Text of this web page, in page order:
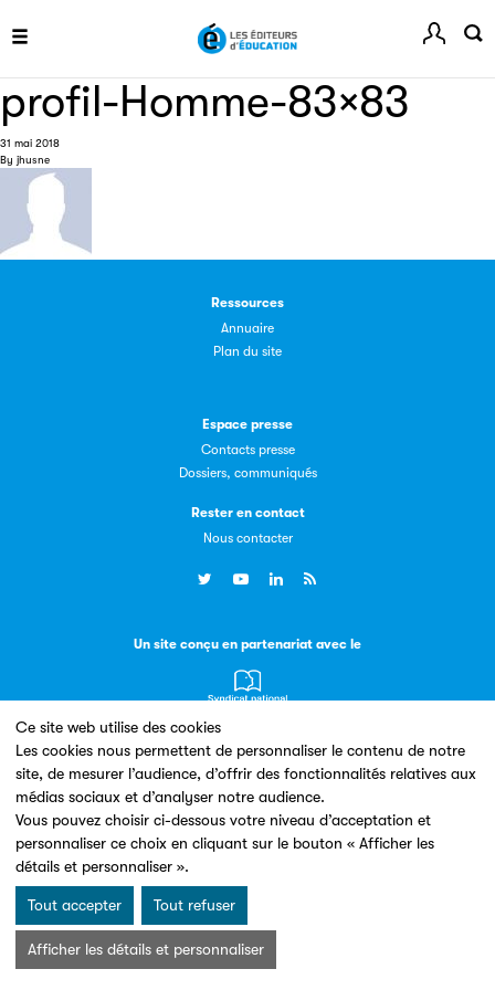
Ce site web utilise des cookies
Les cookies nous permettent de personnaliser le contenu de notre
site, de mesurer l’audience, d’offrir des fonctionnalités relatives aux
médias sociaux et d’analyser notre audience.
Vous pouvez choisir ci-dessous votre niveau d’acceptation et
personnaliser ce choix en cliquant sur le bouton « Afficher les
détails et personnaliser ».
Tout accepter Tout refuser
Afficher les détails et personnaliser
profil-Homme-83×83
31 mai 2018
By jhusne
Ressources
Annuaire
Plan du site
Espace presse
Contacts presse
Dossiers, communiqués
Rester en contact
Nous contacter
Un site conçu en partenariat avec le
Mentions légales & Conditions d’utilisation
Données personnelles
Charte Cookies
© Les Éditeurs d’Éducation - SNE 2026
littérature Jeunesse du SNE, pour récompenser un
ouvrage francophone destiné aux plus de 13 ans.
Ref-Lex
Guide de rédaction des références juridiques
Site officiel du Festival du Livre de Paris, pour vous tenir
informé de l'actualité de la manifestation.
d’emploi à pourvoir dans le secteur de l'édition.
Clic.EDIt
Clic.EDIt, pour faciliter les échanges informatisés entre
tous les acteurs de la filière de la fabrication de livres.